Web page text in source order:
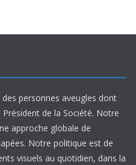
des personnes aveugles dont
Président de la Société. Notre
approche globale de
Notre politique est de
visuels au quotidien, dans la